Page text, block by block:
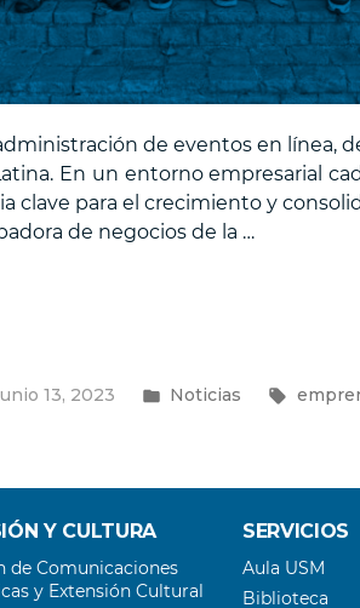
de eventos en línea,
En un entorno empresarial
clave para el crecimiento y
de negocios de la …
13, 2023
Publicado
Noticias
Y CULTURA
de Comunicaciones
y Extensión Cultural
SERVICIOS
Aula USM
Biblioteca